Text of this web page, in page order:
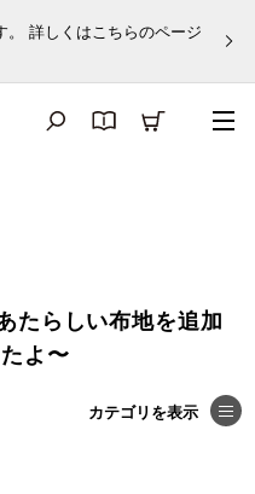
。 詳しくはこちらのページ
たらしい布地を追加
よ〜